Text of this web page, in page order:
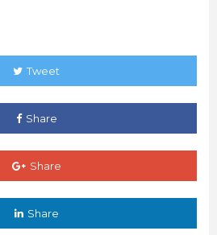
Tweet
Share
Share
Share